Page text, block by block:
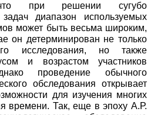
при решении сугубо
задач диапазон используемых
может быть весьма широким,
он детерминирован не только
исследования, но также
и возрастом участников
проведение обычного
обследования открывает
для изучения многих
времени. Так, еще в эпоху А.Р.